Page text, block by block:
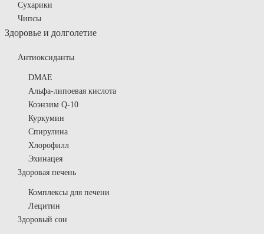
Сухарики
Чипсы
Здоровье и долголетие
Антиоксиданты
DMAE
Альфа-липоевая кислота
Коэнзим Q-10
Куркумин
Спирулина
Хлорофилл
Эхинацея
Здоровая печень
Комплексы для печени
Лецитин
Здоровый сон